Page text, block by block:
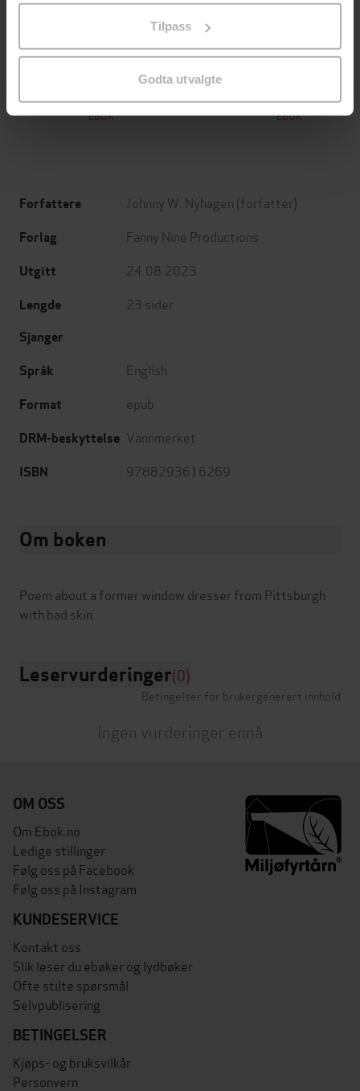
Tilpass
Godta utvalgte
199,-
EBOK
349,-
EBOK
Forfattere Johnny W. Nyhagen (forfatter)
Forlag Fanny Nine Productions
Utgitt 24.08.2023
Lengde 23 sider
Sjanger
Språk
English
Format epub
DRM-beskyttelse Vannmerket
ISBN 9788293616269
Om boken
Poem about a former window dresser from Pittsburgh
Leservurderinger(0)
Betingelser for brukergenerert innhold
Ingen vurderinger ennå
OM OSS
Om Ebok.no
Ledige stillinger
Følg oss på Facebook
Følg oss på Instagram
KUNDESERVICE
Kontakt oss
Slik leser du ebøker og lydbøker
Ofte stilte spørsmål
Selvpublisering
BETINGELSER
Kjøps- og bruksvilkår
Personvern